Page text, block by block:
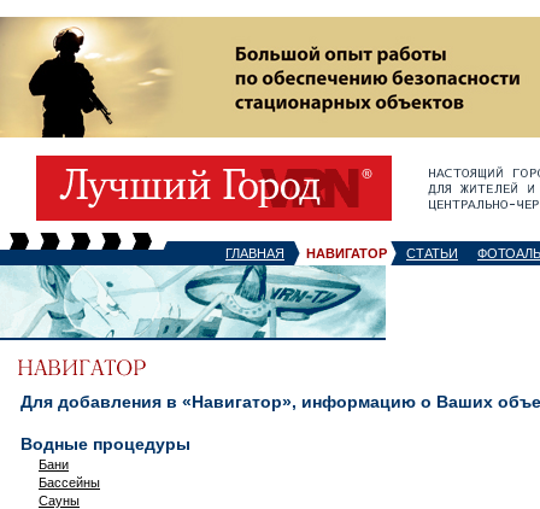
ГЛАВНАЯ НАВИГАТОР СТАТЬИ
Для добавления в «Навигатор», информацию о Ваших
Водные процедуры
Бани
Бассейны
Сауны